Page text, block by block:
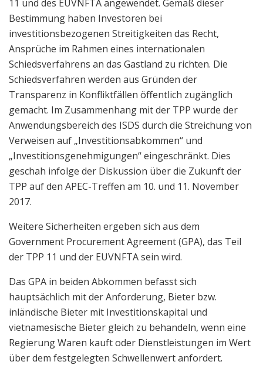
11 und des EUVNFTA angewendet. Gemäß dieser
Bestimmung haben Investoren bei
investitionsbezogenen Streitigkeiten das Recht,
Ansprüche im Rahmen eines internationalen
Schiedsverfahrens an das Gastland zu richten. Die
Schiedsverfahren werden aus Gründen der
Transparenz in Konfliktfällen öffentlich zugänglich
gemacht. Im Zusammenhang mit der TPP wurde der
Anwendungsbereich des ISDS durch die Streichung von
Verweisen auf „Investitionsabkommen“ und
„Investitionsgenehmigungen“ eingeschränkt. Dies
geschah infolge der Diskussion über die Zukunft der
TPP auf den APEC-Treffen am 10. und 11. November
2017.
Weitere Sicherheiten ergeben sich aus dem
Government Procurement Agreement (GPA), das Teil
der TPP 11 und der EUVNFTA sein wird.
Das GPA in beiden Abkommen befasst sich
hauptsächlich mit der Anforderung, Bieter bzw.
inländische Bieter mit Investitionskapital und
vietnamesische Bieter gleich zu behandeln, wenn eine
Regierung Waren kauft oder Dienstleistungen im Wert
über dem festgelegten Schwellenwert anfordert.